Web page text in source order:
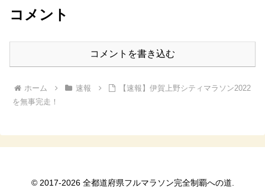
コメント
コメントを書き込む
ホーム 速報
【速報】伊賀上野シティマラソン2022
を無事完走！
© 2017-2026 全都道府県フルマラソン完全制覇への道.